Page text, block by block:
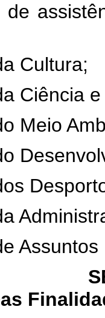
Cultura;
Ciência
Meio